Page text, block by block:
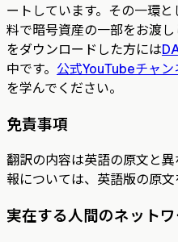
ートしています。その一環
料で暗号資産の一部をお渡
をダウンロードした方には
中です。 公式YouTubeチャン
を学んでください。
免責事項
翻訳の内容は英語の原文と
報については、英語版の原文
実在する人間のネット